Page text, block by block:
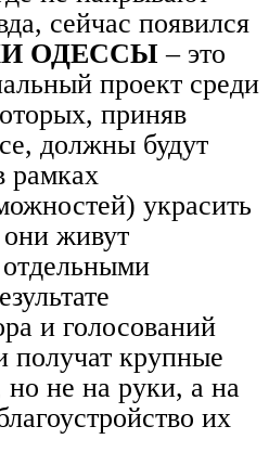
сейчас появился
ОДЕССЫ – это
проект среди
приняв
должны будут
рамках
украсить
живут
и голосований
получат крупные
не на руки, а на
их